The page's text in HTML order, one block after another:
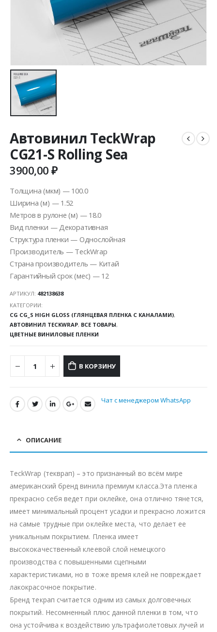
Автовинил TeckWrap
CG21-S Rolling Sea
3900,00₽
Толщина (мкм) — 100.0
Ширина (м) — 1.52
Метров в рулоне (м) — 18.0
Вид пленки — Декоративная
Структура пленки — Однослойная
Производитель — TeckWrap
Страна производитель — Китай
Гарантийный срок (мес) — 12
АРТИКУЛ: 482138638
КАТЕГОРИИ:
CG CG_S HIGH GLOSS (ГЛЯНЦЕВАЯ ПЛЕНКА С КАНАЛАМИ),
АВТОВИНИЛ TECKWRAP, ВСЕ ТОВАРЫ,
ЦВЕТНЫЕ ВИНИЛОВЫЕ ПЛЕНКИ
В КОРЗИНУ
Чат с менеджером WhatsApp
ОПИСАНИЕ
TeckWrap (текврап) – это признанный во всём мире
американский бренд винила премиум класса.Эта пленка
прекрасно себя ведет при оклейке, она отлично тянется,
имеет минимальный процент усадки и прекрасно ложится
на самые трудные при оклейке места, что делает ее
уникальным покрытием. Пленка имеет
высококачественный клеевой слой немецкого
производства с повышенными сцепными
характеристиками, но в тоже время клей не повреждает
лакокрасочное покрытие.
Бренд текрап считается одним из самых долговечных
покрытий. Несомненный плюс данной пленки в том, что
она устойчива к воздействию ультрафиолетовых лучей и